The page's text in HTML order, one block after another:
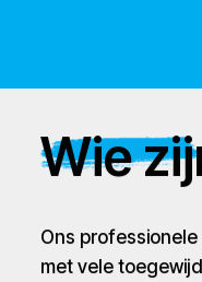
Wie
Ons
met vele